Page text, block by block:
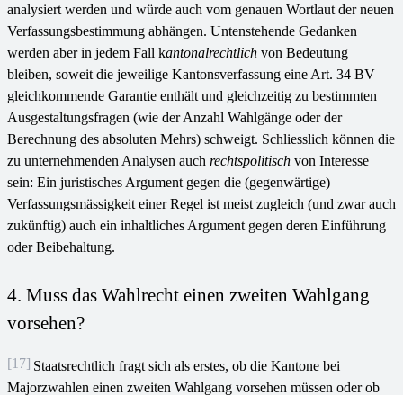
analysiert werden und würde auch vom genauen Wortlaut der neuen
Verfassungsbestimmung abhängen. Untenstehende Gedanken
werden aber in jedem Fall kantonalrechtlich von Bedeutung
bleiben, soweit die jeweilige Kantonsverfassung eine Art. 34 BV
gleichkommende Garantie enthält und gleichzeitig zu bestimmten
Ausgestaltungsfragen (wie der Anzahl Wahlgänge oder der
Berechnung des absoluten Mehrs) schweigt. Schliesslich können die
zu unternehmenden Analysen auch rechtspolitisch von Interesse
sein: Ein juristisches Argument gegen die (gegenwärtige)
Verfassungsmässigkeit einer Regel ist meist zugleich (und zwar auch
zukünftig) auch ein inhaltliches Argument gegen deren Einführung
oder Beibehaltung.
4. Muss das Wahlrecht einen zweiten Wahlgang
vorsehen?
[17] Staatsrechtlich fragt sich als erstes, ob die Kantone bei
Majorzwahlen einen zweiten Wahlgang vorsehen müssen oder ob